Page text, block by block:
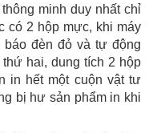
minh duy nhất chỉ
có 2 hộp mực, khi máy
đèn đỏ và tự động
hai, dung tích 2 hộp
in hết một cuộn vật tư
bị hư sản phẩm in khi